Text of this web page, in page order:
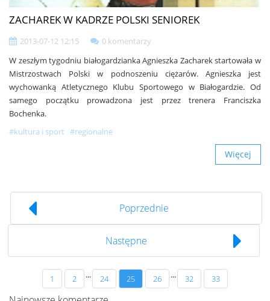
ZACHAREK W KADRZE POLSKI SENIOREK
2013-07-12 12:15
0 komentarzy
W zeszłym tygodniu białogardzianka Agnieszka Zacharek startowała w
Mistrzostwach Polski w podnoszeniu ciężarów. Agnieszka jest
wychowanką Atletycznego Klubu Sportowego w Białogardzie. Od
samego początku prowadzona jest przez trenera Franciszka
Bochenka.
#kultura i sport #regionalne
Więcej
Poprzednie
Następne
1 2 ... 24 25 26 ... 32 33